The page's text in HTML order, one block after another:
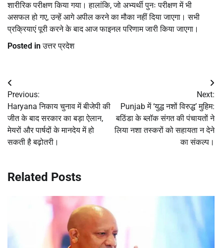
शारीरिक परीक्षण किया गया। हालांकि, जो अभ्यर्थी पुनः परीक्षण में भी
असफल हो गए, उन्हें आगे अपील करने का मौका नहीं दिया जाएगा। सभी
प्रक्रियाएं पूरी करने के बाद आज फाइनल परिणाम जारी किया जाएगा।
Posted inउत्तर प्रदेश
Post
navigation
Previous:
Haryana निकाय चुनाव में बीजेपी की
जीत के बाद सरकार का बड़ा ऐलान,
मेयरों और पार्षदों के मानदेय में हो
सकती है बढ़ोतरी।
Next:
Punjab में ‘युद्ध नशों विरुद्ध’ मुहिम:
बठिंडा के ब्लॉक संगत की पंचायतों ने
लिया नशा तस्करों को सहायता न देने
का संकल्प।
Related Posts